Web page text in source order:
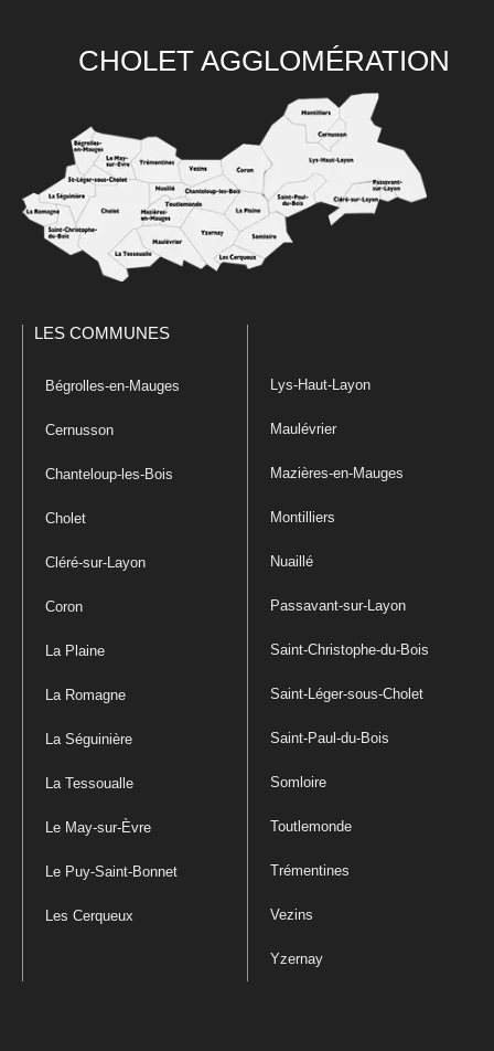
CHOLET AGGLOMÉRATION
LES COMMUNES
Bégrolles-en-Mauges
Cernusson
Chanteloup-les-Bois
Cholet
Cléré-sur-Layon
Coron
La Plaine
La Romagne
La Séguinière
La Tessoualle
Le May-sur-Èvre
Le Puy-Saint-Bonnet
Les Cerqueux
Lys-Haut-Layon
Maulévrier
Mazières-en-Mauges
Montilliers
Nuaillé
Passavant-sur-Layon
Saint-Christophe-du-Bois
Saint-Léger-sous-Cholet
Saint-Paul-du-Bois
Somloire
Toutlemonde
Trémentines
Vezins
Yzernay